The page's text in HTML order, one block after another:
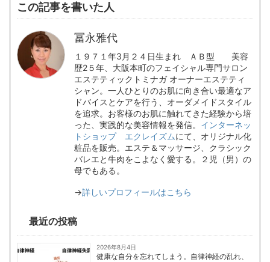
この記事を書いた人
冨永雅代
１９７１年3月２４日生まれ ＡＢ型 美容
歴2５年、大阪本町のフェイシャル専門サロン
エステティックトミナガ オーナーエステティ
シャン。一人ひとりのお肌に向き合い最適なア
ドバイスとケアを行う、オーダメイドスタイル
を追求。お客様のお肌に触れてきた経験から培
った、実践的な美容情報を発信。 インターネッ
トショップ エクレイズムにて、オリジナル化
粧品を販売。エステ＆マッサージ、クラシック
バレエと牛肉をこよなく愛する。２児（男）の
母でもある。
→詳しいプロフィールはこちら
最近の投稿
2026年8月4日
健康な自分を忘れてしまう。自律神経の乱れ、